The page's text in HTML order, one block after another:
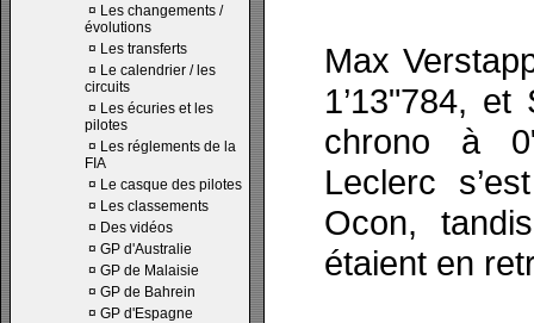
¤ Les changements /
évolutions
¤ Les transferts
¤ Le calendrier / les
circuits
¤ Les écuries et les
pilotes
¤ Les réglements de la
FIA
¤ Le casque des pilotes
¤ Les classements
¤ Des vidéos
¤ GP d'Australie
¤ GP de Malaisie
¤ GP de Bahrein
¤ GP d'Espagne
Max
1’13"784,
chrono à
Leclerc
Ocon,
étaient en